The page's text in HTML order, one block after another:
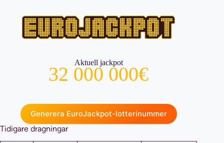
Aktuell jackpot
32 000 000€
Generera EuroJackpot-lotterinummer
Tidigare dragningar